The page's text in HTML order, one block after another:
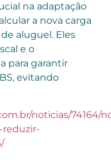
na adaptação
a nova carga
aluguel. Eles
e o
para garantir
evitando
noticias/74164/
reduzir-